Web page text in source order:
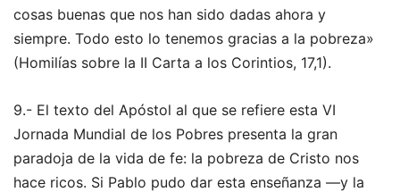
cosas buenas que nos han sido dadas ahora y
siempre. Todo esto lo tenemos gracias a la pobreza»
(Homilías sobre la II Carta a los Corintios, 17,1).
9.- El texto del Apóstol al que se refiere esta VI
Jornada Mundial de los Pobres presenta la gran
paradoja de la vida de fe: la pobreza de Cristo nos
hace ricos. Si Pablo pudo dar esta enseñanza —y la